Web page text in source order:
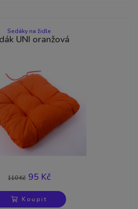
Sedáky na židle
UNI oranžová
110 Kč 95 Kč
Koupit